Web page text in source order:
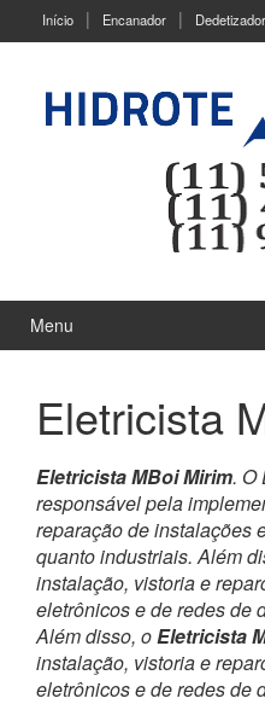
Início Encanador
Menu
Eletricista
Eletricista MBoi Mirim. O
responsável pela
reparação de instalações
quanto industriais. Além
instalação, vistoria e
eletrônicos e de redes de
Além disso, oEletricista
instalação, vistoria e
eletrônicos e de redes de